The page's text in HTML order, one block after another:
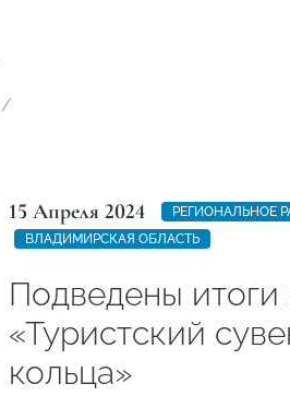
15 Апреля 2024
РЕГИОНАЛЬНОЕ
ВЛАДИМИРСКАЯ ОБЛАСТЬ
Подведены итоги
«Туристский
кольца»